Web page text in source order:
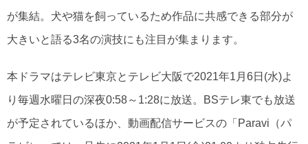
が集結。犬や猫を飼っているため作品に共感できる部分が
大きいと語る3名の演技にも注目が集まります。
本ドラマはテレビ東京とテレビ大阪で2021年1月6日(水)よ
り毎週水曜日の深夜0:58～1:28に放送。BSテレ東でも放送
が予定されているほか、動画配信サービスの「Paravi（パ